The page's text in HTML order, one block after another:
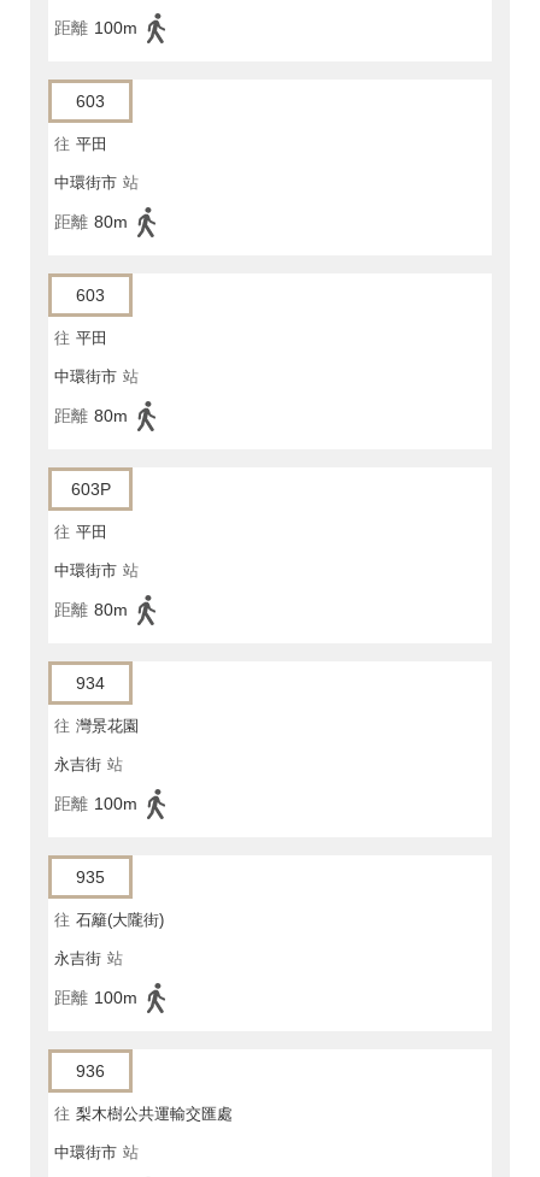
距離 100m
603
往 平田
中環街市 站
距離 80m
603
往 平田
中環街市 站
距離 80m
603P
往 平田
中環街市 站
距離 80m
934
往 灣景花園
永吉街 站
距離 100m
935
往 石籬(大隴街)
永吉街 站
距離 100m
936
往 梨木樹公共運輸交匯處
中環街市 站